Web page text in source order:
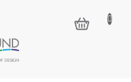
NÁKUPNÍ
KOŠÍK